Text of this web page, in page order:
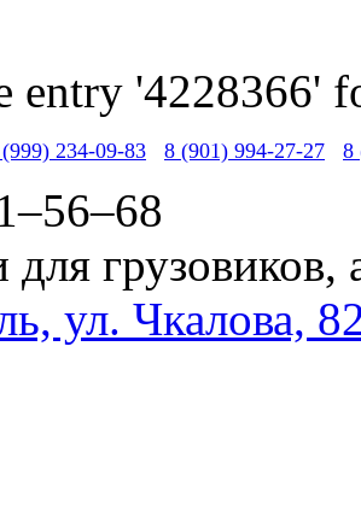
entry '4228366'
234-09-83 8 (901) 994-27-27 8
для грузовиков,
ул. Чкалова,